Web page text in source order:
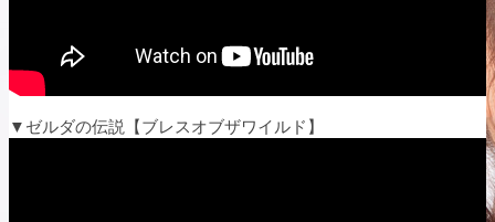
▼ゼルダの伝説【ブレスオブザワイルド】